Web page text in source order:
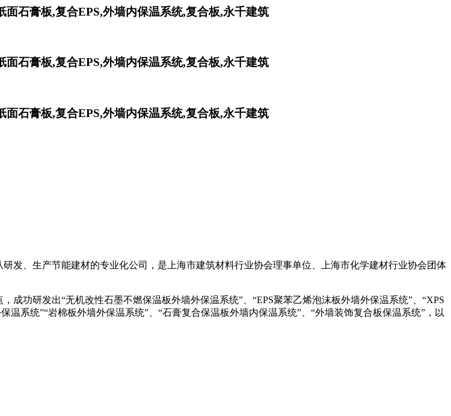
石膏板,复合EPS,外墙内保温系统,复合板,永千建筑
石膏板,复合EPS,外墙内保温系统,复合板,永千建筑
石膏板,复合EPS,外墙内保温系统,复合板,永千建筑
发、生产节能建材的专业化公司，是上海市建筑材料行业协会理事单位、上海市化学建材行业协会团体
功研发出“无机改性石墨不燃保温板外墙外保温系统”、“EPS聚苯乙烯泡沫板外墙外保温系统”、“XPS
系统”“岩棉板外墙外保温系统”、“石膏复合保温板外墙内保温系统”、“外墙装饰复合板保温系统”，以